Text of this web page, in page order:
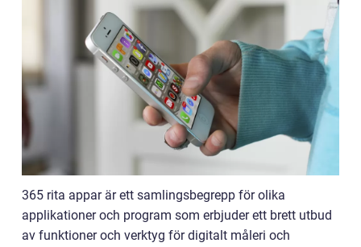
365 rita appar är ett samlingsbegrepp för olika
applikationer och program som erbjuder ett brett utbud
av funktioner och verktyg för digitalt måleri och